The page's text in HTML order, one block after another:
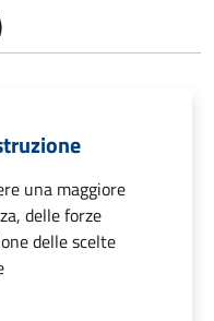
una maggiore
delle forze
delle scelte